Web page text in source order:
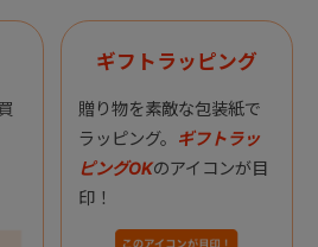
ギフトラッピング
贈り物を素敵な包装紙で
ラッピング。 ギフトラッ
ピングOKのアイコンが目
印！